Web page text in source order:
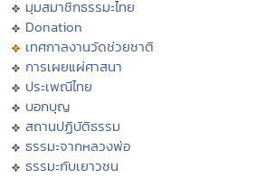
มุมสมาชิกธรรมะไทย
Donation
เทศกาลงานวัดช่วยชาติ
การเผยแผ่ศาสนา
ประเพณีไทย
บอกบุญ
สถานปฏิบัติธรรม
ธรรมะจากหลวงพ่อ
ธรรมะกับเยาวชน